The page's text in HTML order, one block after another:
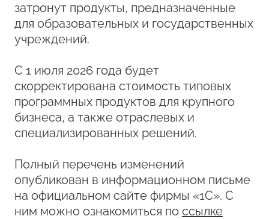
затронут продукты, предназначенные
для образовательных и государственных
учреждений.
С 1 июля 2026 года будет
скорректирована стоимость типовых
программных продуктов для крупного
бизнеса, а также отраслевых и
специализированных решений.
Полный перечень изменений
опубликован в информационном письме
на официальном сайте фирмы «1С». С
ним можно ознакомиться по ссылке